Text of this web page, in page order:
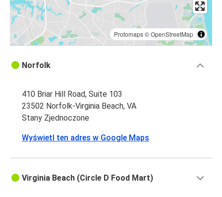
Protomaps©OpenStreetMap
Norfolk
410 Briar Hill Road, Suite 103
23502 Norfolk-Virginia Beach, VA
Stany Zjednoczone
Wyświetl ten adres w Google Maps
Virginia Beach (Circle D Food Mart)